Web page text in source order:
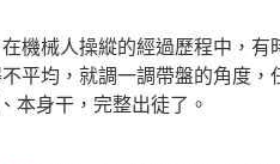
械人操縱的經過歷程中，有
平均，就調一調帶盤的角度，
本身干，完整出徒了。